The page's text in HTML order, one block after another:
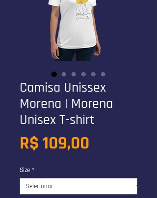
Camisa Unissex
Morena | Morena
Unisex T-shirt
R$ 109,00
Size *